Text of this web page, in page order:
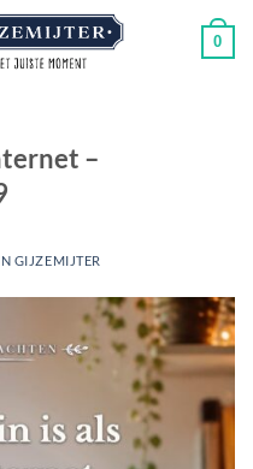
0
–
GIJZEMIJTER